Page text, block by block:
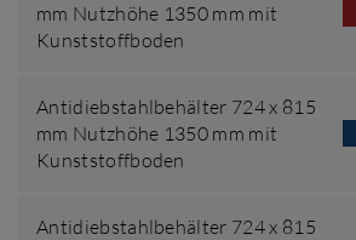
mm Nutzhöhe 1350 mm mit
Kunststoffboden
Antidiebstahlbehälter 724 x 815
mm Nutzhöhe 1350 mm mit
Kunststoffboden
Antidiebstahlbehälter 724 x 815